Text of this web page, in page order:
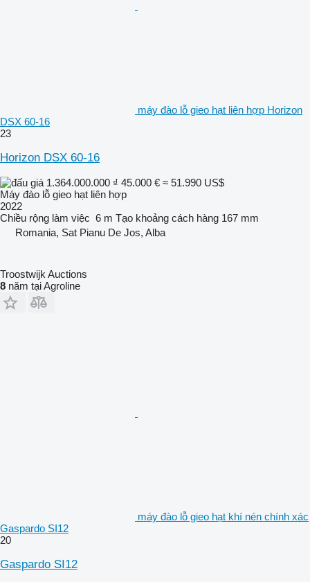
máy đào lỗ gieo hạt liên hợp Horizon
DSX 60-16
23
Horizon DSX 60-16
1.364.000.000 ₫ 45.000 € ≈ 51.990 US$
Máy đào lỗ gieo hạt liên hợp
2022
Chiều rộng làm việc 6 m Tạo khoảng cách hàng 167 mm
Romania, Sat Pianu De Jos, Alba
Troostwijk Auctions
8 năm tại Agroline
máy đào lỗ gieo hạt khí nén chính xác
Gaspardo SI12
20
Gaspardo SI12